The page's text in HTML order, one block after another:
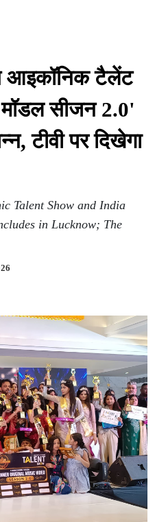
आइकॉनिक टैलेंट
सीजन 2.0'
टीवी पर दिखेगा
Talent Show and India
in Lucknow; The